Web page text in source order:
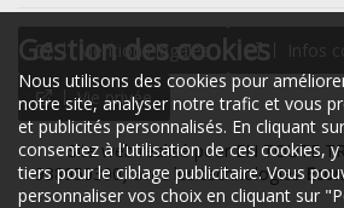
Gestion des cookies
Nous utilisons des cookies pour
notre site, analyser notre trafic et vous
et publicités personnalisés. En cliquant
consentez à l'utilisation de ces cookies,
tiers pour le ciblage publicitaire. Vous
personnaliser vos choix en cliquant sur
Mentions légales Infos
Vie privée
Site web réalisé pour EN TOUTE
938950300) avec les technologies